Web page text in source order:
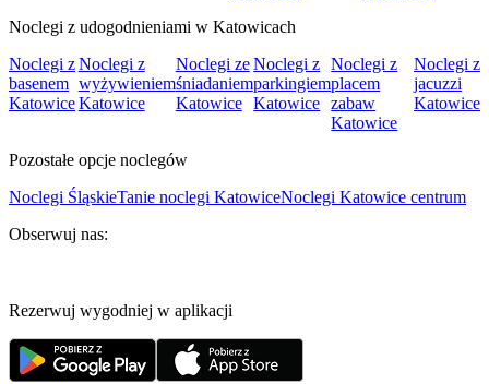
Noclegi z udogodnieniami w Katowicach
Noclegi z
basenem
Katowice
Noclegi z
wyżywieniem
Katowice
Noclegi ze
śniadaniem
Katowice
Noclegi z
parkingiem
Katowice
Noclegi z
placem
zabaw
Katowice
Noclegi z
jacuzzi
Katowice
Pozostałe opcje noclegów
Noclegi ŚląskieTanie noclegi KatowiceNoclegi Katowice centrum
Obserwuj nas:
Rezerwuj wygodniej w aplikacji